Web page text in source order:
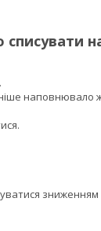
списувати
наповнювало
зниженням